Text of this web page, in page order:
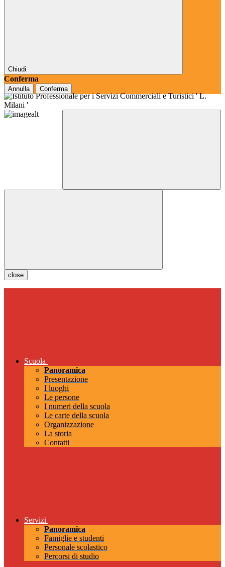
Chiudi
Conferma
Annulla Conferma
close
Scuola
Panoramica
Presentazione
I luoghi
Le persone
I numeri della scuola
Le carte della scuola
Organizzazione
La storia
Contatti
Servizi
Panoramica
Famiglie e studenti
Personale scolastico
Percorsi di studio